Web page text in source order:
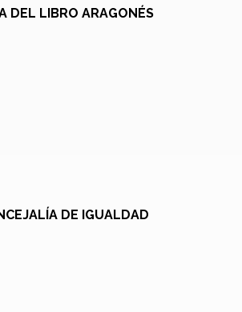
DEL LIBRO ARAGONÉS
DE IGUALDAD